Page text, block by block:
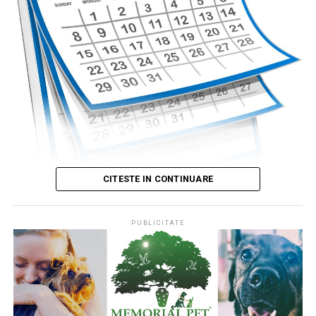
temporare după-amiaza, când local vor fi averse slabe,
însoțite de fenomene electrice și intensificări de vânt.
Publicat deCodrin RAITA,
4 august 2026, 05:00
S-a întâmplat într-o zi de 4 august
CITESTE IN CONTINUARE
PUBLICITATE